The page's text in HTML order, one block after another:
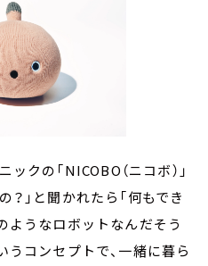
クの「NICOBO（ニコボ）」
？」と聞かれたら「何もでき
ようなロボットなんだそう
うコンセプトで、一緒に暮ら